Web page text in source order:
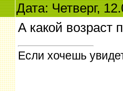
Дата: Четверг,
А какой возраст
Если хочешь